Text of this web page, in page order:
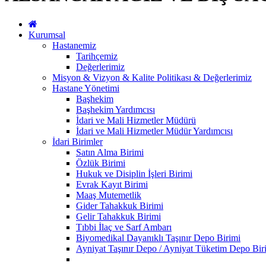
Kurumsal
Hastanemiz
Tarihçemiz
Değerlerimiz
Misyon & Vizyon & Kalite Politikası & Değerlerimiz
Hastane Yönetimi
Başhekim
Başhekim Yardımcısı
İdari ve Mali Hizmetler Müdürü
İdari ve Mali Hizmetler Müdür Yardımcısı
İdari Birimler
Satın Alma Birimi
Özlük Birimi
Hukuk ve Disiplin İşleri Birimi
Evrak Kayıt Birimi
Maaş Mutemetlik
Gider Tahakkuk Birimi
Gelir Tahakkuk Birimi
Tıbbi İlaç ve Sarf Ambarı
Biyomedikal Dayanıklı Taşınır Depo Birimi
Ayniyat Taşınır Depo / Ayniyat Tüketim Depo